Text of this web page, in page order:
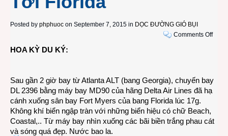
Posted by phphuoc on September 7, 2015 in DỌC ĐƯỜNG GIÓ BỤI
Comments Offon
HOA KỲ DU KÝ:
Sau gần 2 giờ bay từ Atlanta ALT (bang Georgia), chuyến bay
DL 2396 bằng máy bay MD90 của hãng Delta Air Lines đã hạ
cánh xuống sân bay Fort Myers của bang Florida lúc 17g.
Không khí biển ngập tràn với những biển hiệu có chữ Beach,
Coastal,.. Từ máy bay nhìn xuống các bãi biền trắng phau cát
và sóng quá đẹp. Nước bao la.